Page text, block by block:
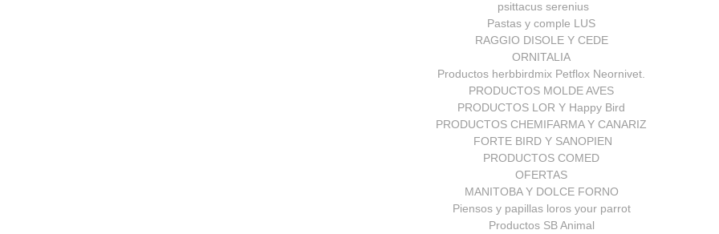
psittacus serenius
Pastas y comple LUS
RAGGIO DISOLE Y CEDE
ORNITALIA
Productos herbbirdmix Petflox Neornivet.
PRODUCTOS MOLDE AVES
PRODUCTOS LOR Y Happy Bird
PRODUCTOS CHEMIFARMA Y CANARIZ
FORTE BIRD Y SANOPIEN
PRODUCTOS COMED
OFERTAS
MANITOBA Y DOLCE FORNO
Piensos y papillas loros your parrot
Productos SB Animal